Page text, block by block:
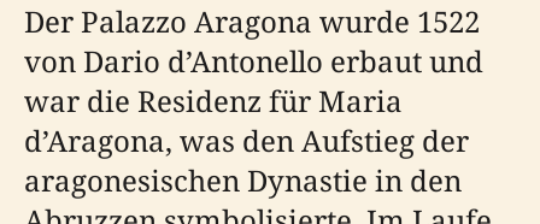
Der Palazzo Aragona wurde 1522
von Dario d’Antonello erbaut und
war die Residenz für Maria
d’Aragona, was den Aufstieg der
aragonesischen Dynastie in den